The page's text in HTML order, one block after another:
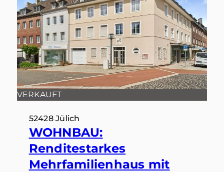
VERKAUFT
52428 Jülich
WOHNBAU:
Renditestarkes
Mehrfamilienhaus mit